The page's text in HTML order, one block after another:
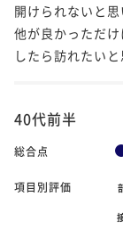
開けられないと
他が良かっただ
したら訪れたいと
40代前半
総合点
項目別評価